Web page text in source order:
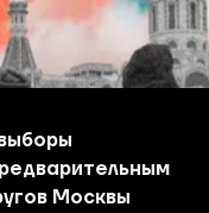
Москвы